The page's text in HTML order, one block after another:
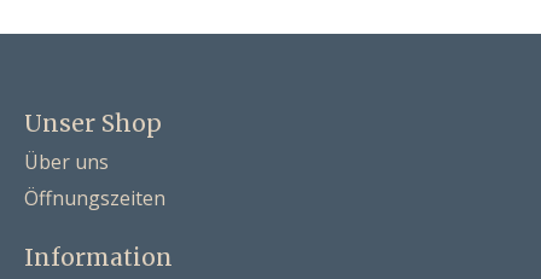
Unser Shop
Über uns
Öffnungszeiten
Information